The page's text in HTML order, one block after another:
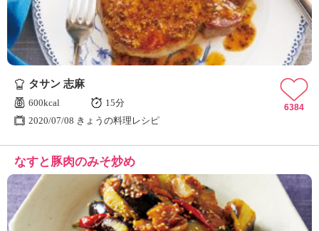
タサン 志麻
600kcal
15分
2020/07/08 きょうの料理レシピ
6384
なすと豚肉のみそ炒め